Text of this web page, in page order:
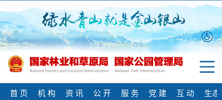
首 页 机 构 资 讯 公 开 服 务 党 建 互 动
生